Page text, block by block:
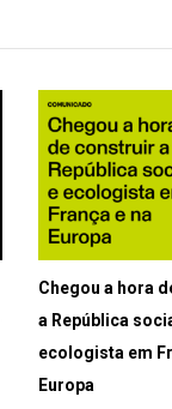
Chegou a hora
a República
ecologista em
Europa